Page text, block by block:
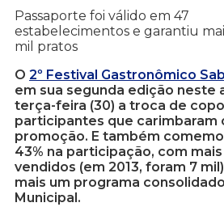
Passaporte foi válido em 47
estabelecimentos e garantiu
mil pratos
O 2º Festival Gastronômico
em sua segunda edição neste
terça-feira (30) a troca de
participantes que carimbaram
promoção. E também
43% na participação, com
vendidos (em 2013, foram 7
mais um programa
Municipal.